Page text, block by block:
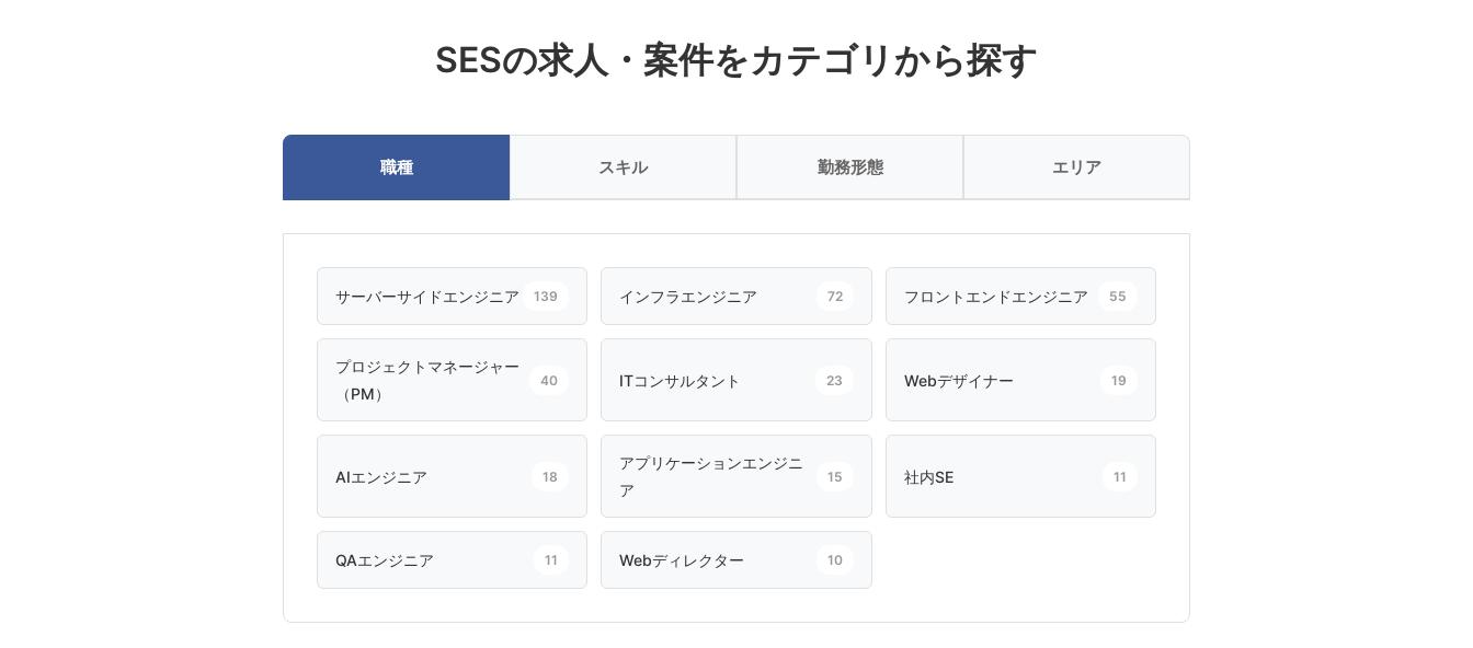
SESの求人・案件をカテゴリから探す
職種 スキル 勤務形態 エリア
サーバーサイドエンジニア 139 インフラエンジニア 72 フロントエンドエンジニア 55
プロジェクトマネージャー
（PM）
40 ITコンサルタント 23 Webデザイナー 19
AIエンジニア 18
アプリケーションエンジニ
ア
15 社内SE 11
QAエンジニア 11 Webディレクター 10